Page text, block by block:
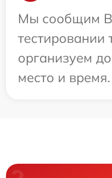
Мы сообщим
тестировании
организуем
место и время.